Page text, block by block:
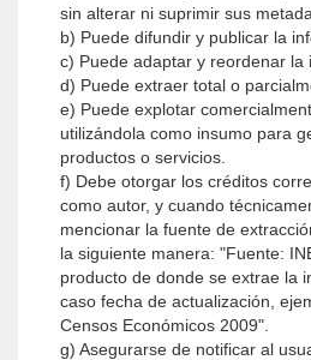
sin alterar ni suprimir sus
b) Puede difundir y publicar la
c) Puede adaptar y reordenar la
d) Puede extraer total o
e) Puede explotar
utilizándola como insumo para
productos o servicios.
f) Debe otorgar los créditos
como autor, y cuando
mencionar la fuente de
la siguiente manera: "Fuente:
producto de donde se extrae la
caso fecha de actualización,
Censos Económicos 2009".
g) Asegurarse de notificar al